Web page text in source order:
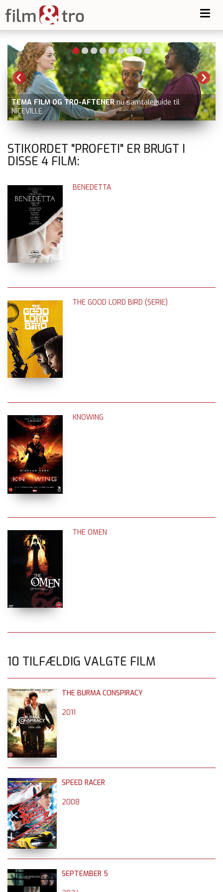
TEMA FILM OG TRO-AFTENER nu samtaleguide til
NICEVILLE
STIKORDET "PROFETI" ER BRUGT I
DISSE 4 FILM:
BENEDETTA
THE GOOD LORD BIRD (SERIE)
KNOWING
THE OMEN
10 TILFÆLDIG VALGTE FILM
THE BURMA CONSPIRACY
2011
SPEED RACER
2008
SEPTEMBER 5